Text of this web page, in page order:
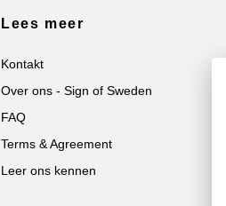
Lees meer
Kontakt
Over ons - Sign of Sweden
FAQ
Terms & Agreement
Leer ons kennen